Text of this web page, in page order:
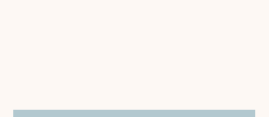
персональных данных|Договор оферты